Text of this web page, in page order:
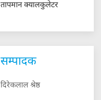
तापमान क्यालकुलेटर
सम्पादक
दिरेकलाल श्रेष्ठ